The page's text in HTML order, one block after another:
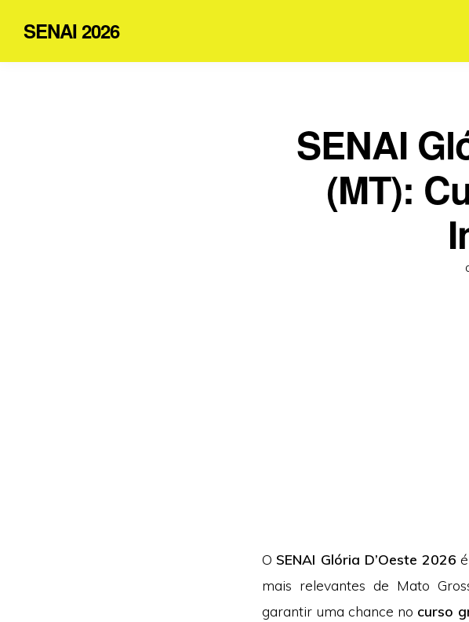
SENAI 2026
SENAI
(MT):
O SENAI Glória D’Oeste 2026
mais relevantes de Mato
garantir uma chance no curso